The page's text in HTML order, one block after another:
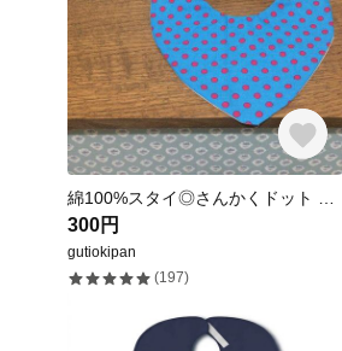
300円
gutiokipan
(197)